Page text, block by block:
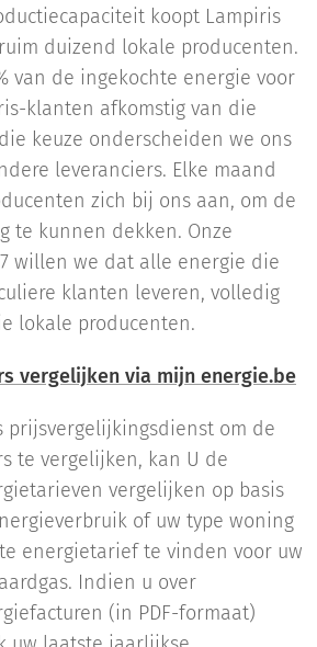
koopt Lampiris
duizend lokale producenten.
van de ingekochte energie voor
klanten afkomstig van die
keuze onderscheiden we ons
leveranciers. Elke maand
zich bij ons aan, om de
te kunnen dekken. Onze
willen we dat alle energie die
klanten leveren, volledig
lokale producenten.
vergelijken via mijn energie.be
prijsvergelijkingsdienst om de
te vergelijken, kan U de
vergelijken op basis
of uw type woning
energietarief te vinden voor uw
Indien u over
(in PDF-formaat)